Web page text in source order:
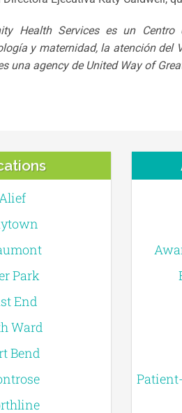
Health Services es un
y maternidad, la atención del
una agency de United Way of
Park
End
Ward
Bend